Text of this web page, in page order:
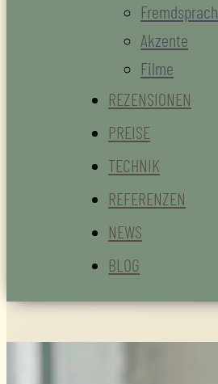
Akzente
Filme
REZENSIONEN
PREISE
TECHNIK
REFERENZEN
NEWS
BLOG